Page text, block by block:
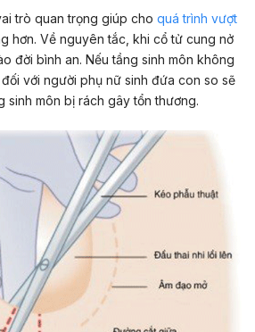
trò quan trọng giúp cho quá trình vượt
hơn. Về nguyên tắc, khi cổ tử cung nở
đời bình an. Nếu tầng sinh môn không
với người phụ nữ sinh đứa con so sẽ
sinh môn bị rách gây tổn thương.